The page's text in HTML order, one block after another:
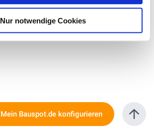
Nur notwendige Cookies
Mein Bauspot.de konfigurieren